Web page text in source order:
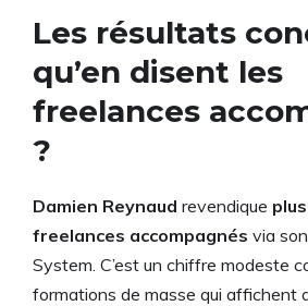
Les résultats
qu’en disent les
freelances
?
Damien Reynaud revendique
freelances accompagnés via
System. C’est un chiffre modeste
formations de masse qui affichent